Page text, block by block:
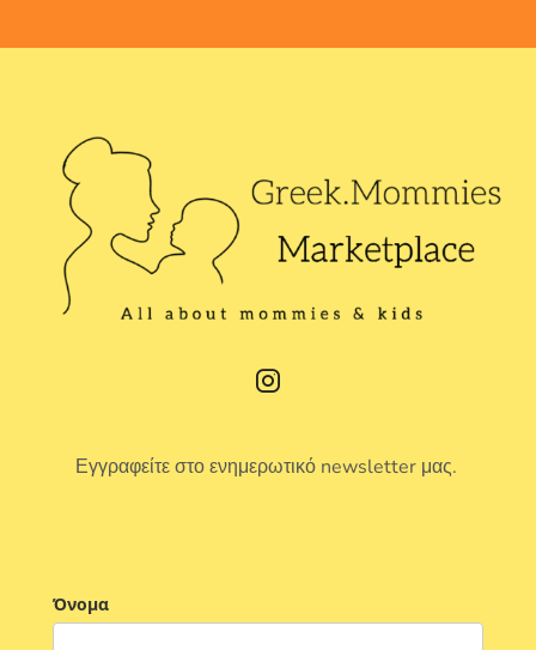
Εγγραφείτε στο ενημερωτικό newsletter μας.
Όνομα